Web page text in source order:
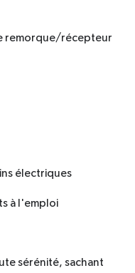
remorque/récepteur
électriques
à l'emploi
sérénité, sachant